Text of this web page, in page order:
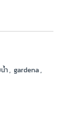
ำ, gardena,